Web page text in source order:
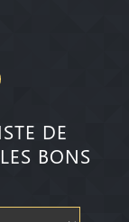
DE
BONS